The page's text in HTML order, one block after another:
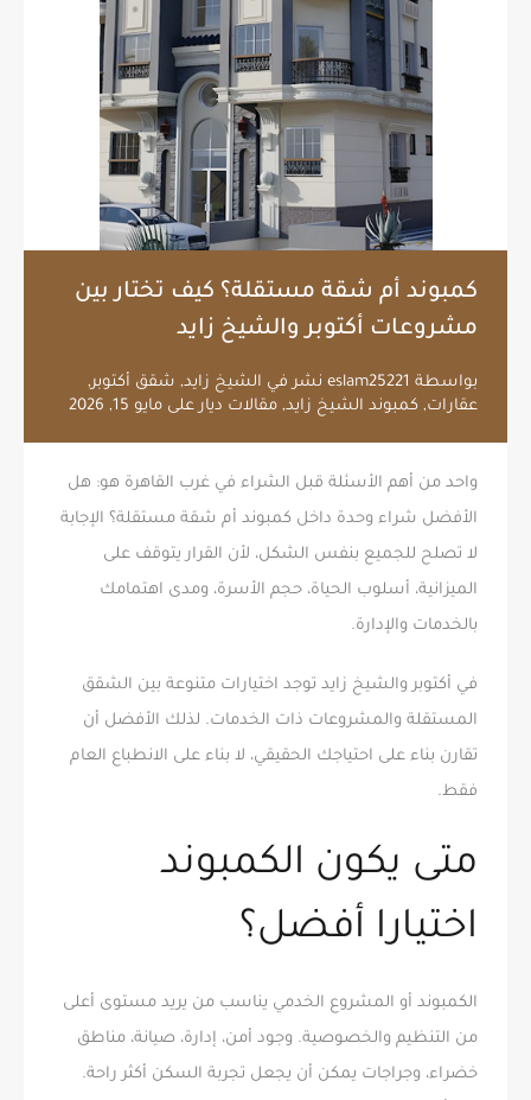
كمبوند أم شقة مستقلة؟ كيف تختار بين
مشروعات أكتوبر والشيخ زايد
بواسطة eslam25221 نشر في الشيخ زايد, شقق أكتوبر,
عقارات, كمبوند الشيخ زايد, مقالات ديارعلى مايو 15, 2026
واحد من أهم الأسئلة قبل الشراء في غرب القاهرة هو: هل
الأفضل شراء وحدة داخل كمبوند أم شقة مستقلة؟ الإجابة
لا تصلح للجميع بنفس الشكل، لأن القرار يتوقف على
الميزانية، أسلوب الحياة، حجم الأسرة، ومدى اهتمامك
بالخدمات والإدارة.
في أكتوبر والشيخ زايد توجد اختيارات متنوعة بين الشقق
المستقلة والمشروعات ذات الخدمات. لذلك الأفضل أن
تقارن بناء على احتياجك الحقيقي، لا بناء على الانطباع العام
فقط.
متى يكون الكمبوند
اختيارا أفضل؟
الكمبوند أو المشروع الخدمي يناسب من يريد مستوى أعلى
من التنظيم والخصوصية. وجود أمن، إدارة، صيانة، مناطق
خضراء، وجراجات يمكن أن يجعل تجربة السكن أكثر راحة.